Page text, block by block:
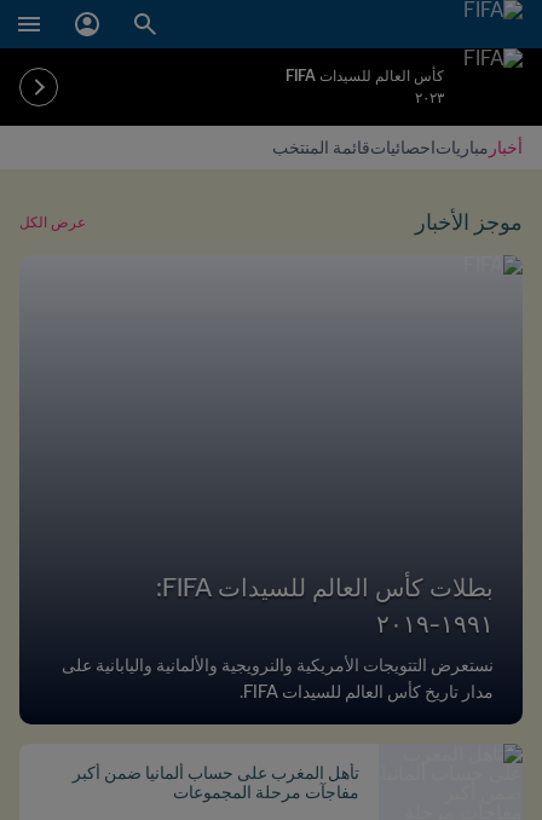
كأس العالم للسيدات FIFA
٢٠٢٣
أخبار مبارياتاحصائياتقائمة المنتخب
موجز الأخبار عرض الكل
بطلات كأس العالم للسيدات FIFA:
١٩٩١-٢٠١٩
نستعرض التتويجات الأمريكية والنرويجية والألمانية واليابانية على
مدار تاريخ كأس العالم للسيدات FIFA.
تأهل المغرب على حساب ألمانيا ضمن أكبر
مفاجآت مرحلة المجموعات